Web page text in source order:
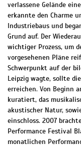
verlassene Gelände
erkannte den Charme
Industriebaus und
Grund auf. Der
wichtiger Prozess, um
vorgesehenen Pläne
Schwerpunkt auf der
Leipzig wagte, sollte
erreichen. Von Beginn
kuratiert, das
akustischer Natur,
einschloss. 2007
Performance Festival
monatlichen